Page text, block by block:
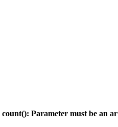
count(): Parameter must be an